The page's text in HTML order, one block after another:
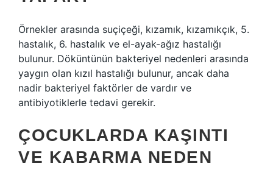
Örnekler arasında suçiçeği, kızamık, kızamıkçık, 5.
hastalık, 6. hastalık ve el-ayak-ağız hastalığı
bulunur. Döküntünün bakteriyel nedenleri arasında
yaygın olan kızıl hastalığı bulunur, ancak daha
nadir bakteriyel faktörler de vardır ve
antibiyotiklerle tedavi gerekir.
ÇOCUKLARDA KAŞINTI
VE KABARMA NEDEN